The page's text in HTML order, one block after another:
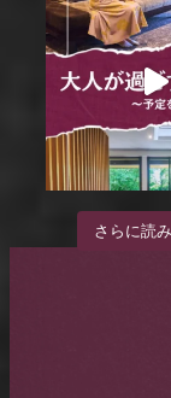
さらに読